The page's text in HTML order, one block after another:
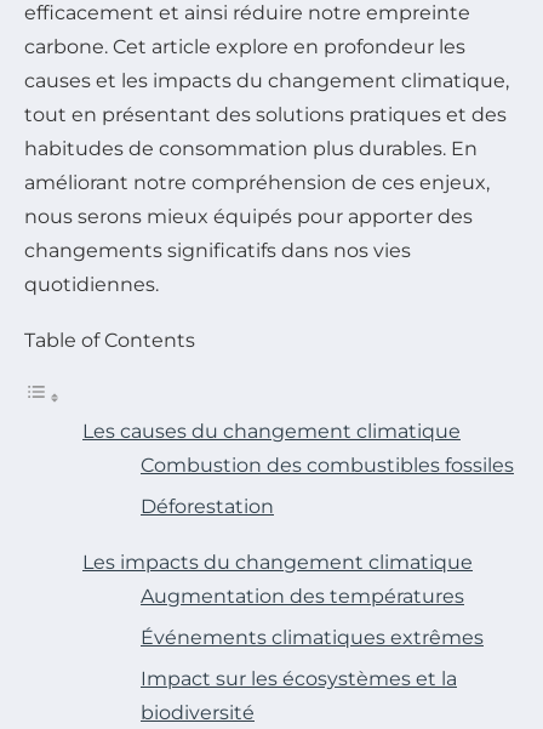
efficacement et ainsi réduire notre empreinte
carbone. Cet article explore en profondeur les
causes et les impacts du changement climatique,
tout en présentant des solutions pratiques et des
habitudes de consommation plus durables. En
améliorant notre compréhension de ces enjeux,
nous serons mieux équipés pour apporter des
changements significatifs dans nos vies
quotidiennes.
Table of Contents
Les causes du changement climatique
Combustion des combustibles fossiles
Déforestation
Les impacts du changement climatique
Augmentation des températures
Événements climatiques extrêmes
Impact sur les écosystèmes et la
biodiversité